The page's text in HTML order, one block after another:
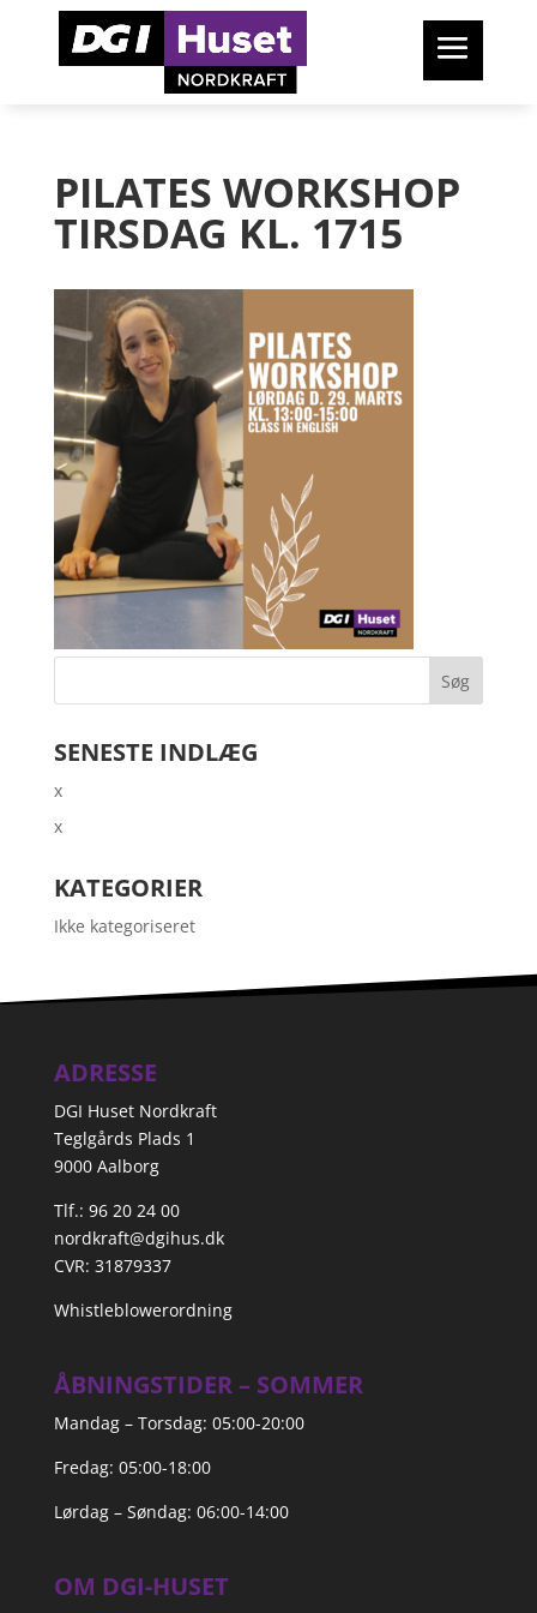
PILATES WORKSHOP
TIRSDAG KL. 1715
SENESTE INDLÆG
x
x
KATEGORIER
Ikke kategoriseret
ADRESSE
DGI Huset Nordkraft
Teglgårds Plads 1
9000 Aalborg
Tlf.: 96 20 24 00
nordkraft@dgihus.dk
CVR: 31879337
Whistleblowerordning
ÅBNINGSTIDER – SOMMER
Mandag – Torsdag: 05:00-20:00
Fredag: 05:00-18:00
Lørdag – Søndag: 06:00-14:00
OM DGI-HUSET